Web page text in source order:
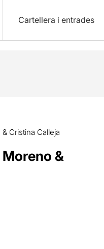
Cartellera i entrades
Cristina Calleja
&